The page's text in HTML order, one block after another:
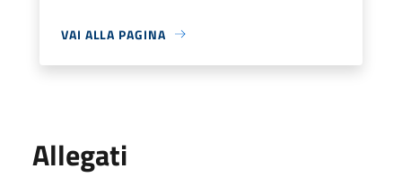
VAI ALLA PAGINA
Allegati